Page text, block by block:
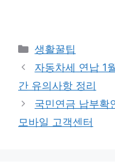
Categories
생활꿀팁
자동차세 연납 1
간 유의사항 정리
국민연금 납부확
모바일 고객센터